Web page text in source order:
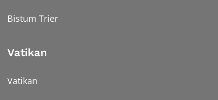
Bistum Trier
Vatikan
Vatikan